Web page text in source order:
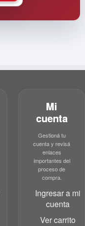
Mi
cuenta
Gestioná tu
cuenta y revisá
enlaces
importantes del
proceso de
compra.
Ingresar a mi
cuenta
Ver carrito